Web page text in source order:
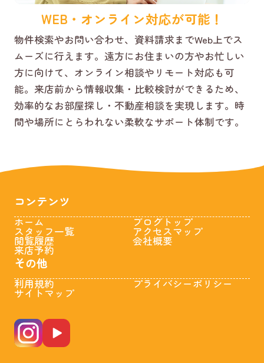
WEB・オンライン対応が可能！
物件検索やお問い合わせ、資料請求までWeb上でス
ムーズに行えます。遠方にお住まいの方やお忙しい
方に向けて、オンライン相談やリモート対応も可
能。来店前から情報収集・比較検討ができるため、
効率的なお部屋探し・不動産相談を実現します。時
間や場所にとらわれない柔軟なサポート体制です。
コンテンツ
ホーム
スタッフ一覧
閲覧履歴
来店予約
ブログトップ
アクセスマップ
会社概要
その他
利用規約
サイトマップ
プライバシーポリシー